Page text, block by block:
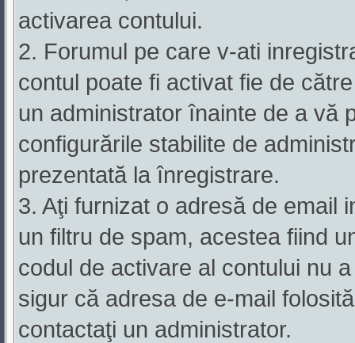
activarea contului.
2. Forumul pe care v-ati
contul poate fi activat fie de
un administrator înainte de a vă
configurările stabilite de
prezentată la înregistrare.
3. Aţi furnizat o adresă de email
un filtru de spam, acestea fiind
codul de activare al contului nu
sigur că adresa de e-mail
contactaţi un administrator.